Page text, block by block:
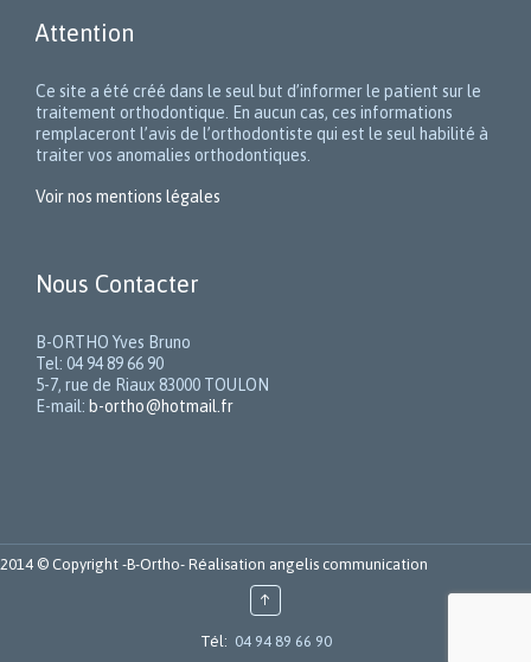
Attention
Ce site a été créé dans le seul but d’informer le patient sur le
traitement orthodontique. En aucun cas, ces informations
remplaceront l’avis de l’orthodontiste qui est le seul habilité à
traiter vos anomalies orthodontiques.
Voir nos mentions légales
Nous Contacter
B-ORTHO Yves Bruno
Tel: 04 94 89 66 90
5-7, rue de Riaux 83000 TOULON
E-mail: b-ortho@hotmail.fr
2014 © Copyright -B-Ortho- Réalisation angelis communication
↑
Tél: 04 94 89 66 90